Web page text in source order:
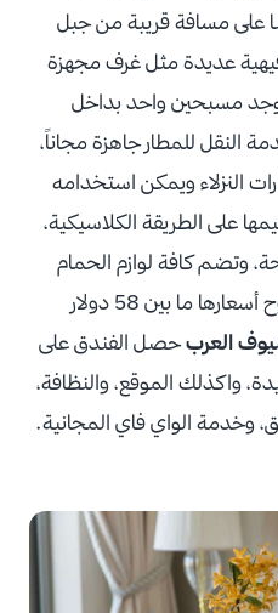
على مسافة قريبة من جبل
عديدة مثل غرف مجهزة
يوجد مسبحين واحد بداخل
النقل للمطار جاهزة مجاناً،
النزلاء ويمكن استخدامه
على الطريقة الكلاسيكية،
وتضم كافة لوازم الحمام
من رداء ومناشف ودش، وتتراوح أسعارها ما بين 58 دولار
العربحصل الفندق على
واكذلك الموقع، والنظافة،
وخدمة الواي فاي المجانية.